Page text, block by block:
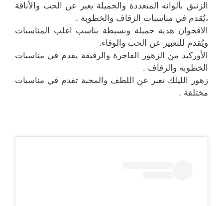
الزنبق بألوانه المتعددة والجميلة يعبر عن الحب والأناقة
،يُقدم في مناسبات الزفاف والخطوبة .
الاقحوان هدية جميلة وبسيطة يناسب اغلب المناسبات
ويُقدم للتعبير عن الحب والوفاء.
الأوركيد من الزهور الفاخرة والرقيقة يقدم في مناسبات
الخطوبة والزفاف .
زهور الليلك تعبر عن اللطف والمحبة تقدم في مناسبات
مختلفة .